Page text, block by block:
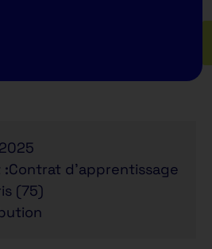
:Contrat d'apprentissage
(75)